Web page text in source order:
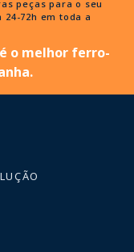
peças para o seu
72h em toda a
o melhor ferro-